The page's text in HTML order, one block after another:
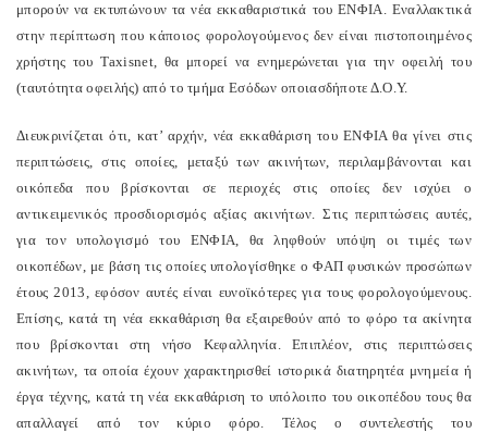
μπορούν να εκτυπώνουν τα νέα εκκαθαριστικά του ΕΝΦΙΑ. Εναλλακτικά
στην περίπτωση που κάποιος φορολογούμενος δεν είναι πιστοποιημένος
χρήστης του Taxisnet, θα μπορεί να ενημερώνεται για την οφειλή του
(ταυτότητα οφειλής) από το τμήμα Εσόδων οποιασδήποτε Δ.Ο.Υ.
Διευκρινίζεται ότι, κατ’ αρχήν, νέα εκκαθάριση του ΕΝΦΙΑ θα γίνει στις
περιπτώσεις, στις οποίες, μεταξύ των ακινήτων, περιλαμβάνονται και
οικόπεδα που βρίσκονται σε περιοχές στις οποίες δεν ισχύει ο
αντικειμενικός προσδιορισμός αξίας ακινήτων. Στις περιπτώσεις αυτές,
για τον υπολογισμό του ΕΝΦΙΑ, θα ληφθούν υπόψη οι τιμές των
οικοπέδων, με βάση τις οποίες υπολογίσθηκε ο ΦΑΠ φυσικών προσώπων
έτους 2013, εφόσον αυτές είναι ευνοϊκότερες για τους φορολογούμενους.
Επίσης, κατά τη νέα εκκαθάριση θα εξαιρεθούν από το φόρο τα ακίνητα
που βρίσκονται στη νήσο Κεφαλληνία. Επιπλέον, στις περιπτώσεις
ακινήτων, τα οποία έχουν χαρακτηρισθεί ιστορικά διατηρητέα μνημεία ή
έργα τέχνης, κατά τη νέα εκκαθάριση το υπόλοιπο του οικοπέδου τους θα
απαλλαγεί από τον κύριο φόρο. Τέλος ο συντελεστής του